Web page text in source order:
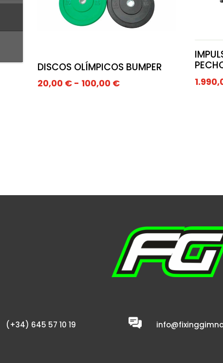
DISCOS OLÍMPICOS BUMPER
20,00 € - 100,00 €Rango
(+34) 645 57 10 19